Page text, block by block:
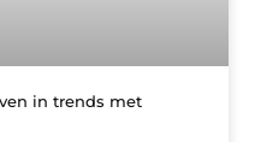
in trends met